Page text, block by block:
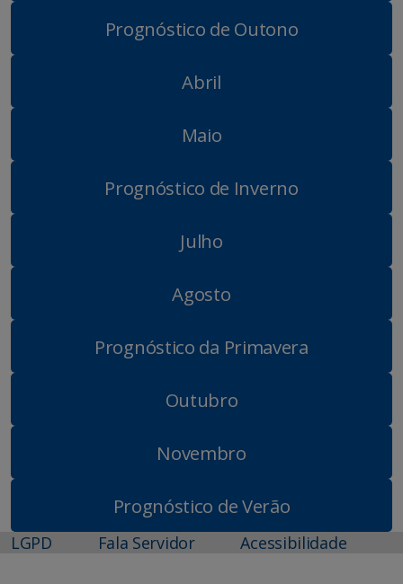
Prognóstico de Outono
Abril
Maio
Prognóstico de Inverno
Julho
Agosto
Prognóstico da Primavera
Outubro
Novembro
Prognóstico de Verão
LGPD Fala Servidor Acessibilidade